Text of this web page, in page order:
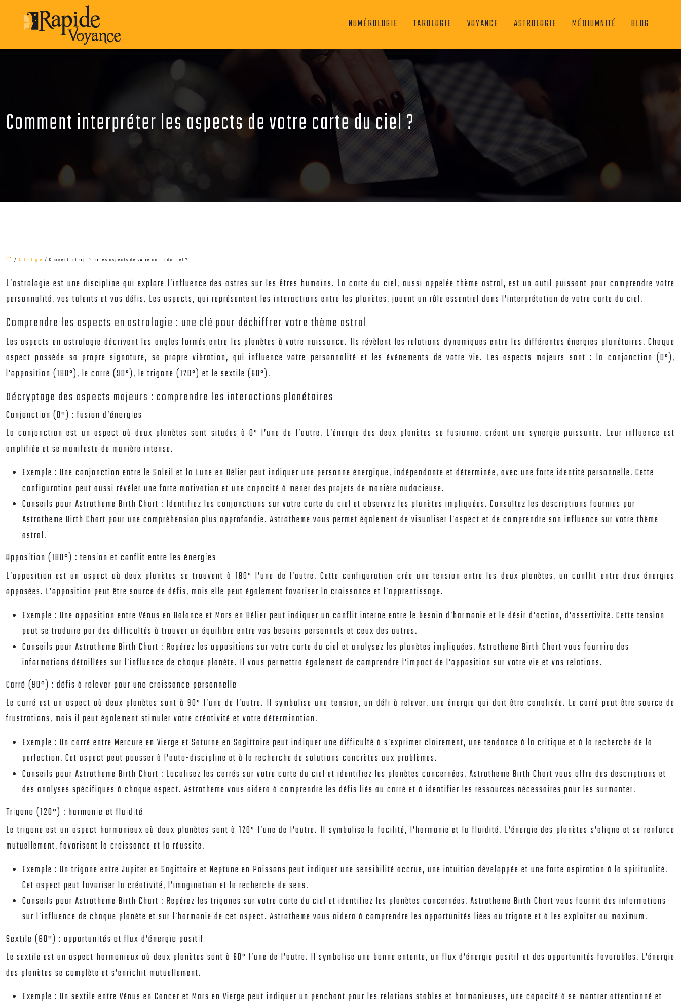
NUMÉROLOGIE TAROLOGIE VOYANCE ASTROLOGIE MÉDIUMNITÉ BLOG
Comment interpréter les aspects de votre carte du ciel ?
/ Astrologie / Comment interpréter les aspects de votre carte du ciel ?
L’astrologie est une discipline qui explore l’influence des astres sur les êtres humains. La carte du ciel, aussi appelée thème astral, est un outil puissant pour comprendre votre
personnalité, vos talents et vos défis. Les aspects, qui représentent les interactions entre les planètes, jouent un rôle essentiel dans l’interprétation de votre carte du ciel.
Comprendre les aspects en astrologie : une clé pour déchiffrer votre thème astral
Les aspects en astrologie décrivent les angles formés entre les planètes à votre naissance. Ils révèlent les relations dynamiques entre les différentes énergies planétaires. Chaque
aspect possède sa propre signature, sa propre vibration, qui influence votre personnalité et les événements de votre vie. Les aspects majeurs sont : la conjonction (0°),
l’opposition (180°), le carré (90°), le trigone (120°) et le sextile (60°).
Décryptage des aspects majeurs : comprendre les interactions planétaires
Conjonction (0°) : fusion d’énergies
La conjonction est un aspect où deux planètes sont situées à 0° l’une de l’autre. L’énergie des deux planètes se fusionne, créant une synergie puissante. Leur influence est
amplifiée et se manifeste de manière intense.
Exemple : Une conjonction entre le Soleil et la Lune en Bélier peut indiquer une personne énergique, indépendante et déterminée, avec une forte identité personnelle. Cette
configuration peut aussi révéler une forte motivation et une capacité à mener des projets de manière audacieuse.
Conseils pour Astrotheme Birth Chart : Identifiez les conjonctions sur votre carte du ciel et observez les planètes impliquées. Consultez les descriptions fournies par
Astrotheme Birth Chart pour une compréhension plus approfondie. Astrotheme vous permet également de visualiser l’aspect et de comprendre son influence sur votre thème
astral.
Opposition (180°) : tension et conflit entre les énergies
L’opposition est un aspect où deux planètes se trouvent à 180° l’une de l’autre. Cette configuration crée une tension entre les deux planètes, un conflit entre deux énergies
opposées. L’opposition peut être source de défis, mais elle peut également favoriser la croissance et l’apprentissage.
Exemple : Une opposition entre Vénus en Balance et Mars en Bélier peut indiquer un conflit interne entre le besoin d’harmonie et le désir d’action, d’assertivité. Cette tension
peut se traduire par des difficultés à trouver un équilibre entre vos besoins personnels et ceux des autres.
Conseils pour Astrotheme Birth Chart : Repérez les oppositions sur votre carte du ciel et analysez les planètes impliquées. Astrotheme Birth Chart vous fournira des
informations détaillées sur l’influence de chaque planète. Il vous permettra également de comprendre l’impact de l’opposition sur votre vie et vos relations.
Carré (90°) : défis à relever pour une croissance personnelle
Le carré est un aspect où deux planètes sont à 90° l’une de l’autre. Il symbolise une tension, un défi à relever, une énergie qui doit être canalisée. Le carré peut être source de
frustrations, mais il peut également stimuler votre créativité et votre détermination.
Exemple : Un carré entre Mercure en Vierge et Saturne en Sagittaire peut indiquer une difficulté à s’exprimer clairement, une tendance à la critique et à la recherche de la
perfection. Cet aspect peut pousser à l’auto-discipline et à la recherche de solutions concrètes aux problèmes.
Conseils pour Astrotheme Birth Chart : Localisez les carrés sur votre carte du ciel et identifiez les planètes concernées. Astrotheme Birth Chart vous offre des descriptions et
des analyses spécifiques à chaque aspect. Astrotheme vous aidera à comprendre les défis liés au carré et à identifier les ressources nécessaires pour les surmonter.
Trigone (120°) : harmonie et fluidité
Le trigone est un aspect harmonieux où deux planètes sont à 120° l’une de l’autre. Il symbolise la facilité, l’harmonie et la fluidité. L’énergie des planètes s’aligne et se renforce
mutuellement, favorisant la croissance et la réussite.
Exemple : Un trigone entre Jupiter en Sagittaire et Neptune en Poissons peut indiquer une sensibilité accrue, une intuition développée et une forte aspiration à la spiritualité.
Cet aspect peut favoriser la créativité, l’imagination et la recherche de sens.
Conseils pour Astrotheme Birth Chart : Repérez les trigones sur votre carte du ciel et identifiez les planètes concernées. Astrotheme Birth Chart vous fournit des informations
sur l’influence de chaque planète et sur l’harmonie de cet aspect. Astrotheme vous aidera à comprendre les opportunités liées au trigone et à les exploiter au maximum.
Sextile (60°) : opportunités et flux d’énergie positif
Le sextile est un aspect harmonieux où deux planètes sont à 60° l’une de l’autre. Il symbolise une bonne entente, un flux d’énergie positif et des opportunités favorables. L’énergie
des planètes se complète et s’enrichit mutuellement.
Exemple : Un sextile entre Vénus en Cancer et Mars en Vierge peut indiquer un penchant pour les relations stables et harmonieuses, une capacité à se montrer attentionné et